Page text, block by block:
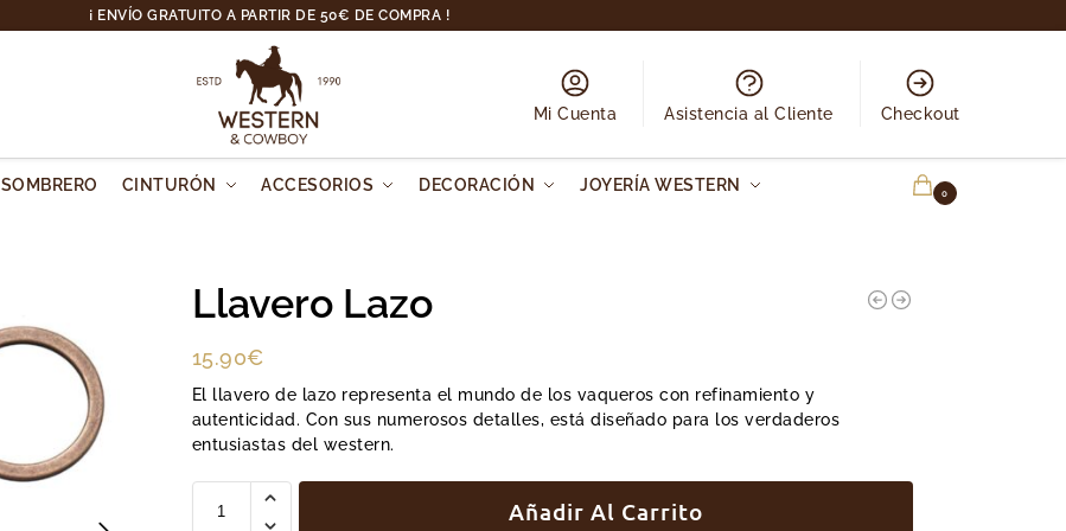
¡ ENVÍO GRATUITO A PARTIR DE 50€ DE COMPRA !
Mi Cuenta Asistencia al Cliente Checkout
SOMBRERO CINTURÓN ACCESORIOS DECORACIÓN JOYERÍA WESTERN 0
Llavero Lazo
15.90€
El llavero de lazo representa el mundo de los vaqueros con refinamiento y
autenticidad. Con sus numerosos detalles, está diseñado para los verdaderos
entusiastas del western.
Añadir Al Carrito